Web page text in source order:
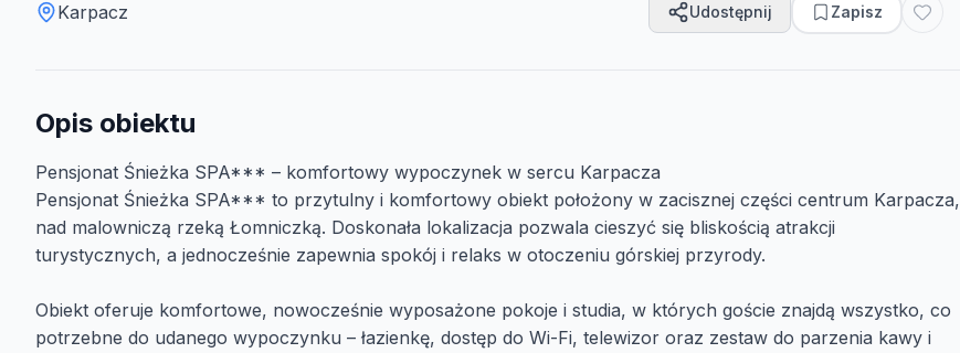
Karpacz Udostępnij Zapisz
Opis obiektu
Pensjonat Śnieżka SPA*** – komfortowy wypoczynek w sercu Karpacza
Pensjonat Śnieżka SPA*** to przytulny i komfortowy obiekt położony w zacisznej części centrum Karpacza,
nad malowniczą rzeką Łomniczką. Doskonała lokalizacja pozwala cieszyć się bliskością atrakcji
turystycznych, a jednocześnie zapewnia spokój i relaks w otoczeniu górskiej przyrody.
Obiekt oferuje komfortowe, nowocześnie wyposażone pokoje i studia, w których goście znajdą wszystko, co
potrzebne do udanego wypoczynku – łazienkę, dostęp do Wi-Fi, telewizor oraz zestaw do parzenia kawy i